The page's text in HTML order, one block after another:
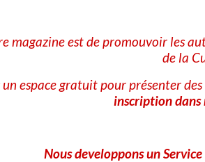
le 26 mars 1892, mais son héritage
magazine est de promouvoir les
de la
espace gratuit pour présenter
inscription
Nous developpons un